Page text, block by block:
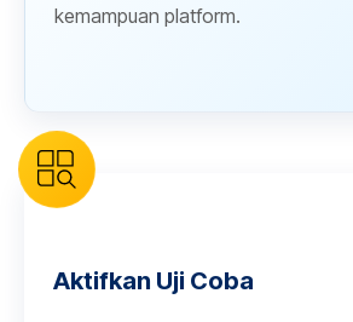
kemampuan platform.
Aktifkan Uji Coba